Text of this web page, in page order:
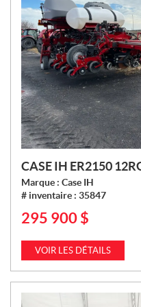
CASE IH ER2150
Marque : Case IH
# inventaire : 35847
P
X
:
295 900 $
VOIR LES DÉTAILS